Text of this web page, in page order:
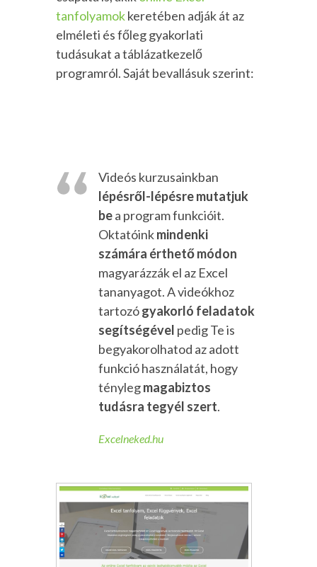
tanfolyamokkeretében adják át az
elméleti és főleg gyakorlati
tudásukat a táblázatkezelő
programról. Saját bevallásuk szerint:
Videós kurzusainkban
lépésről-lépésre mutatjuk
bea program funkcióit.
Oktatóinkmindenki
számára érthető módon
magyarázzák el az Excel
tananyagot. A videókhoz
tartozógyakorló feladatok
segítségével pedig Te is
begyakorolhatod az adott
funkció használatát, hogy
ténylegmagabiztos
tudásra tegyél szert.
Excelneked.hu